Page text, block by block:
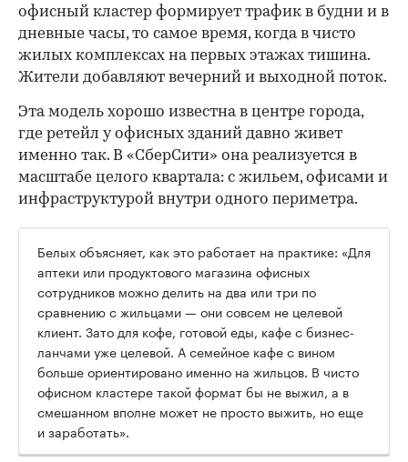
офисный кластер формирует трафик в будни и в
дневные часы, то самое время, когда в чисто
жилых комплексах на первых этажах тишина.
Жители добавляют вечерний и выходной поток.
Эта модель хорошо известна в центре города,
где ретейл у офисных зданий давно живет
именно так. В «СберСити» она реализуется в
масштабе целого квартала: с жильем, офисами и
инфраструктурой внутри одного периметра.
Белых объясняет, как это работает на практике: «Для
аптеки или продуктового магазина офисных
сотрудников можно делить на два или три по
сравнению с жильцами — они совсем не целевой
клиент. Зато для кофе, готовой еды, кафе с бизнес-
ланчами уже целевой. А семейное кафе с вином
больше ориентировано именно на жильцов. В чисто
офисном кластере такой формат бы не выжил, а в
смешанном вполне может не просто выжить, но еще
и заработать».